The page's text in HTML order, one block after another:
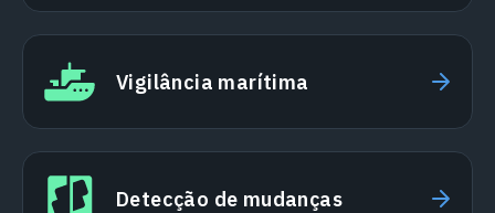
Vigilância marítima
Detecção de mudanças